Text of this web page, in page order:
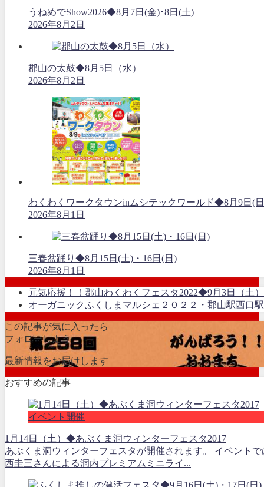
うねめでShow2026◆8月7日(金)･8日(土)
2026年8月2日
郡山の太鼓◆8月5日（水）
2026年8月2日
わくわくワークタウンinムシテックワールド◆8月9日(
2026年8月1日
三春盆踊り◆8月15日(土)・16日(日)
2026年8月1日
元気応援！！郡山わくわくフェスタ2022◆9月3日（土）
オーガニックふくしまマルシェ２０２２・郡山駅西口
この記事が気に入ったら
フォローしよう
最新情報をお届けします
おすすめの記事
イベント開催
1月14日（土）◆あぶくま洞ウィンターフェスタ2017
あぶくま洞ウィンターフェスタが開催されます。 イベント
西圭三さんによる洞内プレミアムミニライ...